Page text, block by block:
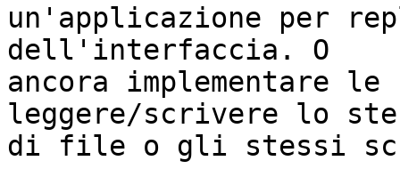
un'applicazione per
dell'interfaccia. O
ancora implementare le
leggere/scrivere lo
di file o gli stessi